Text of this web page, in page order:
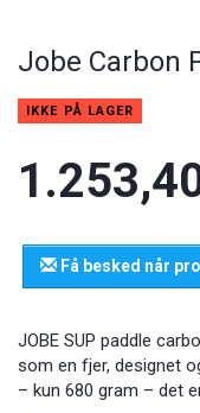
Jobe Carbon
IKKE PÅ LAGER
Få besked når
JOBE SUP paddle
som en fjer, designet
– kun 680 gram – det